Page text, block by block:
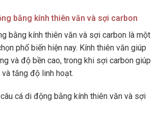
bằng kính thiên văn và sợi carbon
bằng kính thiên văn và sợi carbon là một
phổ biến hiện nay. Kính thiên văn giúp
và độ bền cao, trong khi sợi carbon giúp
tăng độ linh hoạt.
cá di động bằng kính thiên văn và sợi